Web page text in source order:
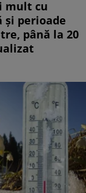
mult cu
și perioade
până la 20